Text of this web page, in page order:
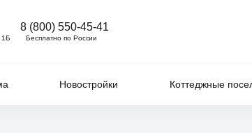
1Б
8 (800) 550-45-41
Бесплатно по России
Новостройки Коттеджные